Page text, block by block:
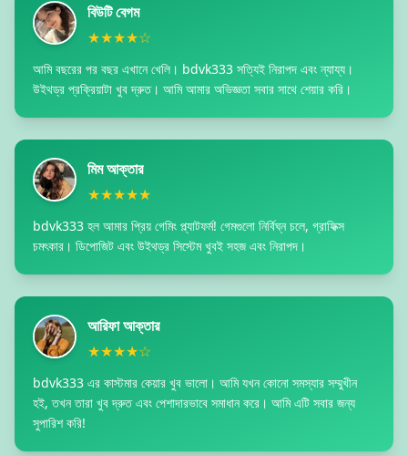
বিউটি বেগম
★★★★☆
আমি বছরের পর বছর এখানে খেলি। bdvk333 সত্যিই নিরাপদ এবং ন্যায্য।
উইথড্র প্রক্রিয়াটা খুব দ্রুত। আমি আমার অভিজ্ঞতা সবার সাথে শেয়ার করি।
মিম আক্তার
★★★★★
bdvk333 হল আমার প্রিয় গেমিং প্ল্যাটফর্ম! গেমগুলো নির্বিঘ্ন চলে, গ্রাফিক্স
চমৎকার। ডিপোজিট এবং উইথড্র সিস্টেম খুবই সহজ এবং নিরাপদ।
আরিফা আক্তার
★★★★☆
bdvk333 এর কাস্টমার কেয়ার খুব ভালো। আমি যখন কোনো সমস্যার সম্মুখীন
হই, তখন তারা খুব দ্রুত এবং পেশাদারভাবে সমাধান করে। আমি এটি সবার জন্য
সুপারিশ করি!